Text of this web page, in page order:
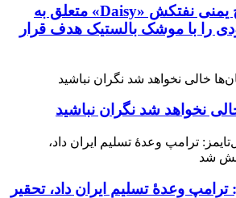
نیروهای مسلح یمنی نفتکش «Daisy» متعلق به
را با موشک بالستیک هدف قرار
نخواهد شد نگران نباشید
ترامپ وعدۀ تسلیم ایران داد، تحقیر